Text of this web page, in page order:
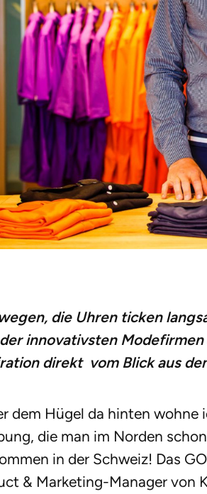
die Uhren ticken
innovativsten
direkt vom Blick aus
dem Hügel da hinten wohne
die man im Norden
in der Schweiz! Das
& Marketing-Manager von